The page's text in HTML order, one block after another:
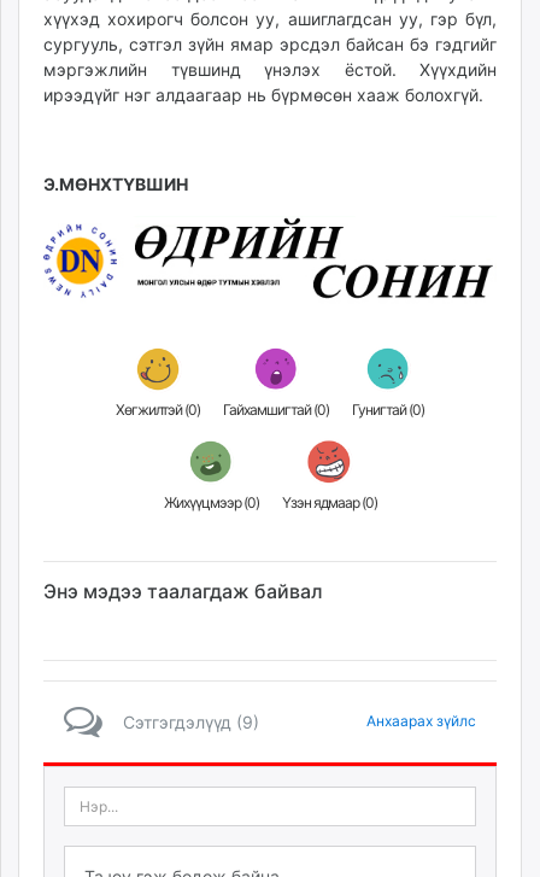
хүүхэд хохирогч болсон уу, ашиглагдсан уу, гэр бүл,
сургууль, сэтгэл зүйн ямар эрсдэл байсан бэ гэдгийг
мэргэжлийн түвшинд үнэлэх ёстой. Хүүхдийн
ирээдүйг нэг алдаагаар нь бүрмөсөн хааж болохгүй.
Э.МӨНХТҮВШИН
Хөгжилтэй (0) Гайхамшигтай (0) Гунигтай (0)
Жихүүцмээр (0) Үзэн ядмаар (0)
Энэ мэдээ таалагдаж байвал
Сэтгэгдэлүүд (9) Анхаарах зүйлс